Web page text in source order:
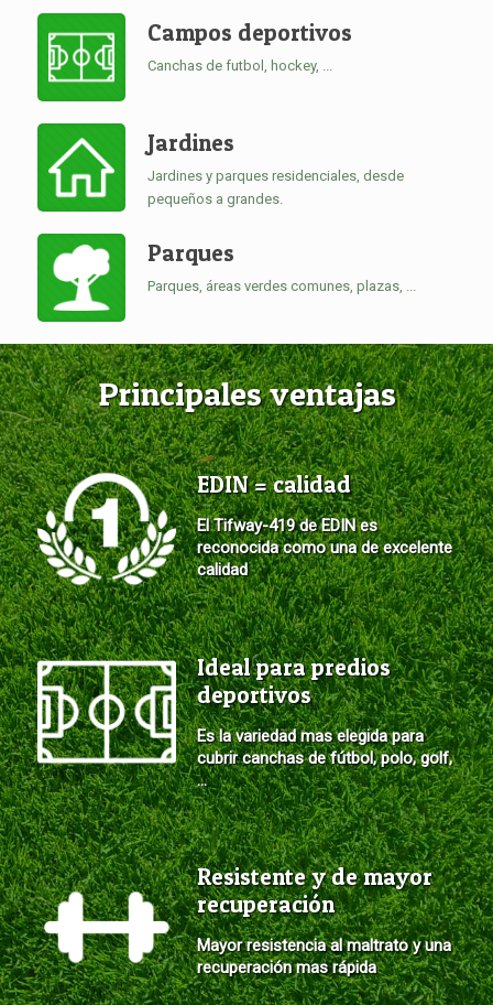
Campos deportivos
Canchas de futbol, hockey, ...
Jardines
Jardines y parques residenciales, desde
pequeños a grandes.
Parques
Parques, áreas verdes comunes, plazas, ...
Principales ventajas
EDIN = calidad
El Tifway-419 de EDIN es
reconocida como una de excelente
calidad
Ideal para predios
deportivos
Es la variedad mas elegida para
cubrir canchas de fútbol, polo, golf,
...
Resistente y de mayor
recuperación
Mayor resistencia al maltrato y una
recuperación mas rápida